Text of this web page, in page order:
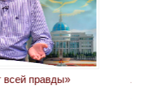
всей правды»